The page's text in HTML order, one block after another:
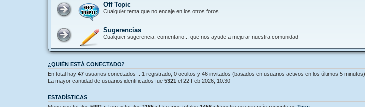
Off Topic
Cualquier tema que no encaje en los otros foros
Sugerencias
Cualquier sugerencia, comentario... que nos ayude a mejorar nuestra comunidad
¿QUIÉN ESTÁ CONECTADO?
En total hay 47 usuarios conectados :: 1 registrado, 0 ocultos y 46 invitados (basados en usuarios activos en los últimos 5 minutos)
La mayor cantidad de usuarios identificados fue 5321 el 22 Feb 2026, 10:30
ESTADÍSTICAS